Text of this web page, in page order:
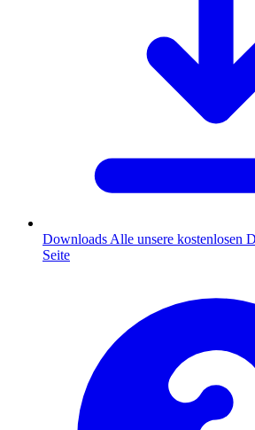
Downloads Alle unsere kostenlosen
Seite